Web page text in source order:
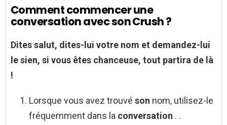
Comment commencer une
conversation avec son Crush ?
Dites salut, dites-lui votre nom et demandez-lui
le sien, si vous êtes chanceuse, tout partira de là
!
Lorsque vous avez trouvé son nom, utilisez-le
fréquemment dans la conversation . .